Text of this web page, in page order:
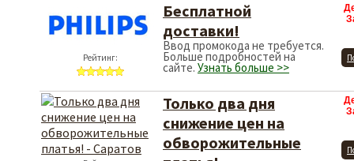
Рейтинг:
Бесплатной
доставки!
Ввод промокода не требуется.
Больше подробностей на
сайте. Узнать больше >>
Только два дня
снижение цен на
обворожительные